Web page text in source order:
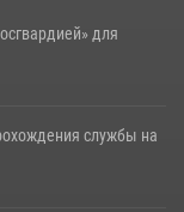
для
службы на